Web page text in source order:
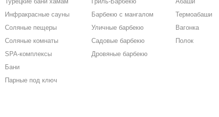
Инфракрасные сауны
Соляные пещеры
Соляные комнаты
SPA-комплексы
Бани
Парные под ключ
Барбекю с мангалом
Уличные барбекю
Садовые барбекю
Дровяные барбекю
Термоабаши
Вагонка
Полок